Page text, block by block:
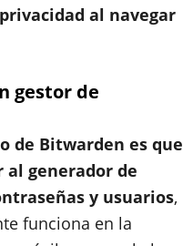
privacidad al navegar
gestor de
de Bitwarden es que
generador de
y usuarios,
funciona en la